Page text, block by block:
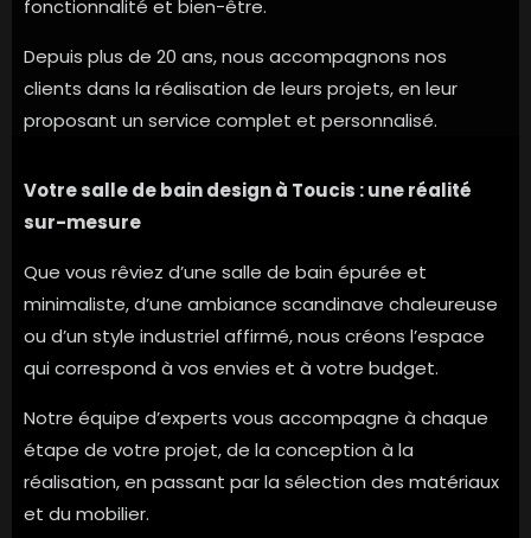
fonctionnalité et bien-être.
Depuis plus de 20 ans, nous accompagnons nos
clients dans la réalisation de leurs projets, en leur
proposant un service complet et personnalisé.
Votre salle de bain design à Toucis : une réalité
sur-mesure
Que vous rêviez d’une salle de bain épurée et
minimaliste, d’une ambiance scandinave chaleureuse
ou d’un style industriel affirmé, nous créons l’espace
qui correspond à vos envies et à votre budget.
Notre équipe d’experts vous accompagne à chaque
étape de votre projet, de la conception à la
réalisation, en passant par la sélection des matériaux
et du mobilier.